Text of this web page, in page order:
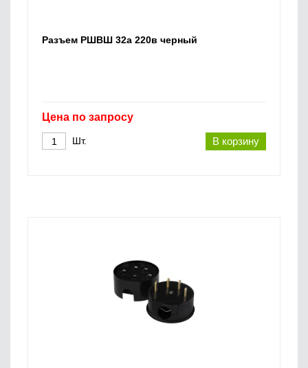
Разъем РШВШ 32а 220в черный
Цена по запросу
В корзину
Шт.